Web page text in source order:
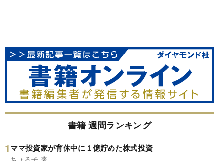
書籍 週間ランキング
ママ投資家が育休中に１億貯めた株式投資